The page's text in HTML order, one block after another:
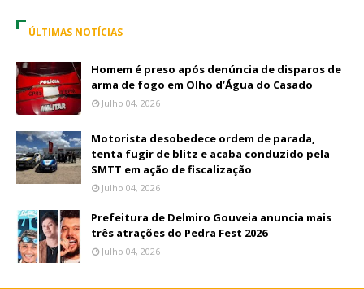
ÚLTIMAS NOTÍCIAS
Homem é preso após denúncia de disparos de
arma de fogo em Olho d’Água do Casado
Julho 04, 2026
Motorista desobedece ordem de parada,
tenta fugir de blitz e acaba conduzido pela
SMTT em ação de fiscalização
Julho 04, 2026
Prefeitura de Delmiro Gouveia anuncia mais
três atrações do Pedra Fest 2026
Julho 04, 2026